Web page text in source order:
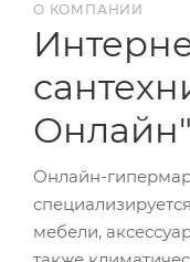
О КОМПАНИИ
Онлайн-
мебели,